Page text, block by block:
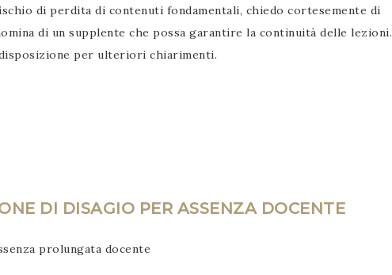
di perdita di contenuti fondamentali, chiedo cortesemente di
di un supplente che possa garantire la continuità delle lezioni.
per ulteriori chiarimenti.
DI DISAGIO PER ASSENZA DOCENTE
prolungata docente